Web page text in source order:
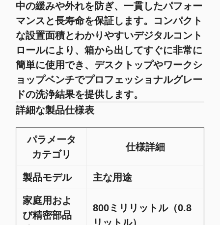
中の緩みや外れを防ぎ、一貫したパフォー
マンスと長寿命を保証します。コンパクト
な設置面積とわかりやすいデジタルコント
ロールにより、箱から出してすぐに非常に
簡単に使用でき、デスクトップやワークシ
ョップベンチでプロフェッショナルグレー
ドの洗浄結果を提供します。
詳細な製品仕様表
パラメータ
カテゴリ
仕様詳細
製品モデル 主な用途
家庭用およ
び精密部品
800ミリリットル（0.8
リットル）